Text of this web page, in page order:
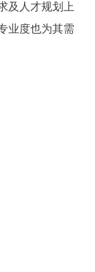
及人才规划上
业度也为其需